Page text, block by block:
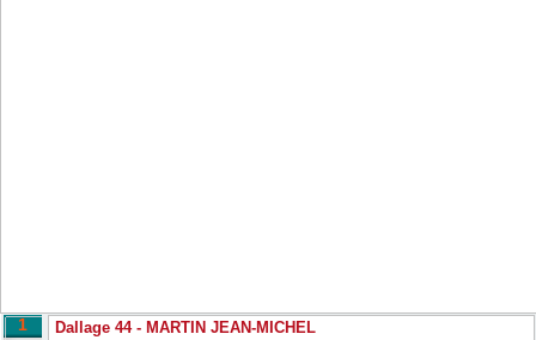
1 Dallage 44 - MARTIN JEAN-MICHEL